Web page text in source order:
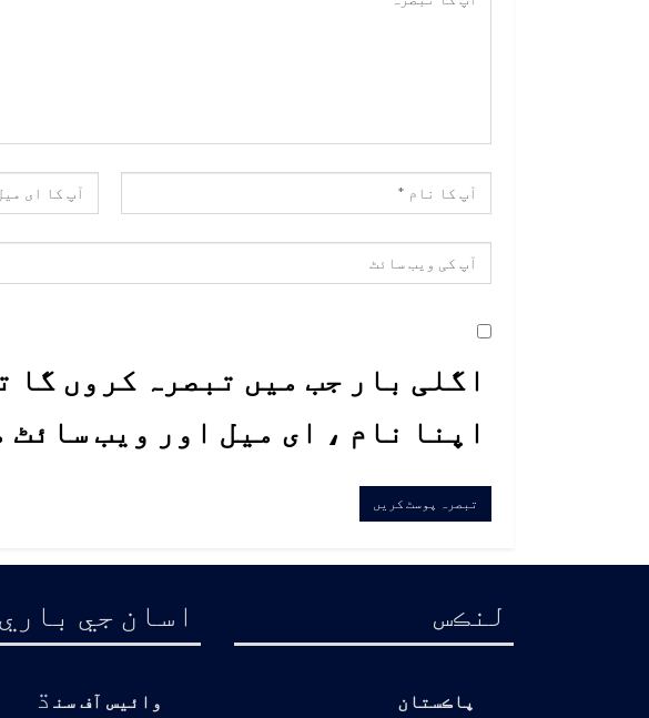
اگلی بار جب میں تبصرہ کروں گا
اپنا نام ، ای میل اور ویب سائٹ
لنڪس
پاڪستان
اسان جي
وائيس آف سن ڌ